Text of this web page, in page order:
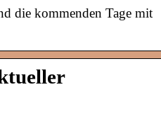
die kommenden Tage mit